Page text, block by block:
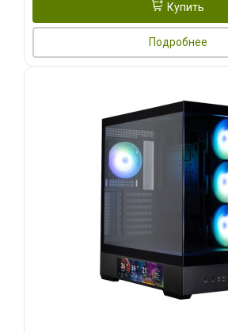
Купить
Подробнее